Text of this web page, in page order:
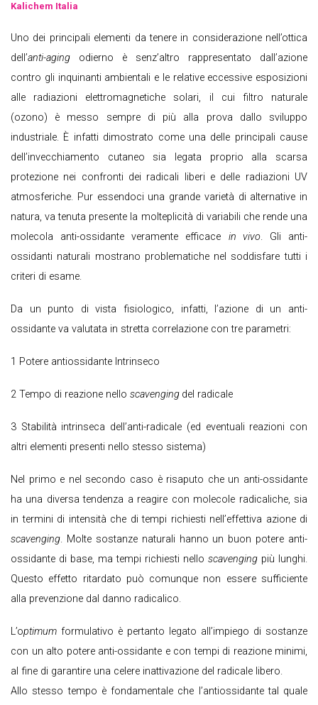
Kalichem Italia
Uno dei principali elementi da tenere in considerazione nell’ottica
dell’anti-aging odierno è senz’altro rappresentato dall’azione
contro gli inquinanti ambientali e le relative eccessive esposizioni
alle radiazioni elettromagnetiche solari, il cui filtro naturale
(ozono) è messo sempre di più alla prova dallo sviluppo
industriale. È infatti dimostrato come una delle principali cause
dell’invecchiamento cutaneo sia legata proprio alla scarsa
protezione nei confronti dei radicali liberi e delle radiazioni UV
atmosferiche. Pur essendoci una grande varietà di alternative in
natura, va tenuta presente la molteplicità di variabili che rende una
molecola anti-ossidante veramente efficace in vivo. Gli anti-
ossidanti naturali mostrano problematiche nel soddisfare tutti i
criteri di esame.
Da un punto di vista fisiologico, infatti, l’azione di un anti-
ossidante va valutata in stretta correlazione con tre parametri:
1 Potere antiossidante Intrinseco
2 Tempo di reazione nello scavenging del radicale
3 Stabilità intrinseca dell’anti-radicale (ed eventuali reazioni con
altri elementi presenti nello stesso sistema)
Nel primo e nel secondo caso è risaputo che un anti-ossidante
ha una diversa tendenza a reagire con molecole radicaliche, sia
in termini di intensità che di tempi richiesti nell’effettiva azione di
scavenging. Molte sostanze naturali hanno un buon potere anti-
ossidante di base, ma tempi richiesti nello scavenging più lunghi.
Questo effetto ritardato può comunque non essere sufficiente
alla prevenzione dal danno radicalico.
L’optimum formulativo è pertanto legato all’impiego di sostanze
con un alto potere anti-ossidante e con tempi di reazione minimi,
al fine di garantire una celere inattivazione del radicale libero.
Allo stesso tempo è fondamentale che l’antiossidante tal quale